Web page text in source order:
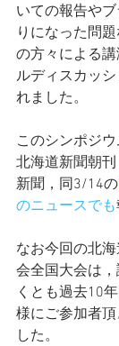
いての報告や
りになった問
の方々による
ルディスカッ
れました。
このシンポジ
北海道新聞朝
新聞，同3/14の
のニュースでも
なお今回の北
会全国大会は
くとも過去10
様にご参加者
した。